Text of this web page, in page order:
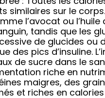
similaires sur le
l’avocat ou
tandis que les
de glucides ou
des pics d’insuline.
de sucre dans le
riche en
maigres, des
et riches en calories